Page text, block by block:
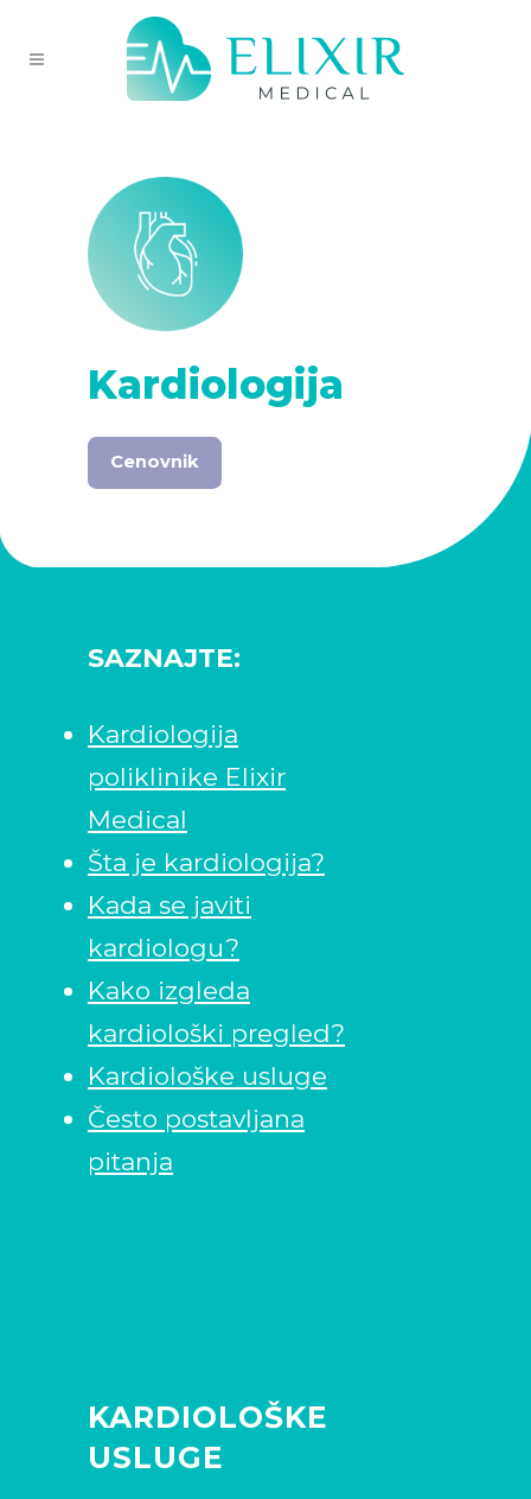
Kardiologija
Cenovnik
SAZNAJTE:
Kardiologija
poliklinike Elixir
Medical
Šta je kardiologija?
Kada se javiti
kardiologu?
Kako izgleda
kardiološki pregled?
Kardiološke usluge
Često postavljana
pitanja
KARDIOLOŠKE
USLUGE